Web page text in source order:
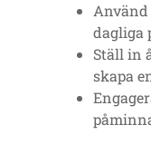
dagliga
Ställ in
skapa